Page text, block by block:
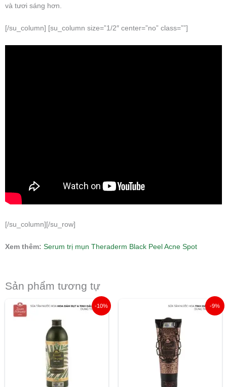
và tươi sáng hơn.
[/su_column] [su_column size=”1/2″ center=”no” class=””]
[/su_column][/su_row]
Xem thêm: Serum trị mụn Theraderm Black Peel Acne Spot
Sản phẩm tương tự
-10%
315.000 ₫.
hiện
-9%
là:
215.000 ₫.
hiện